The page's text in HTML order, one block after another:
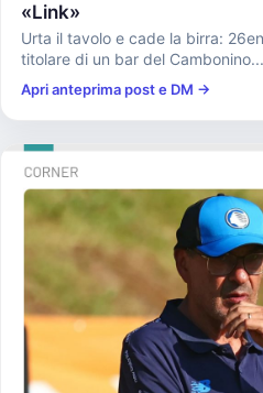
«Link»
Urta il tavolo e cade la birra:
titolare di un bar del Cambonino...
Apri anteprima post e DM →